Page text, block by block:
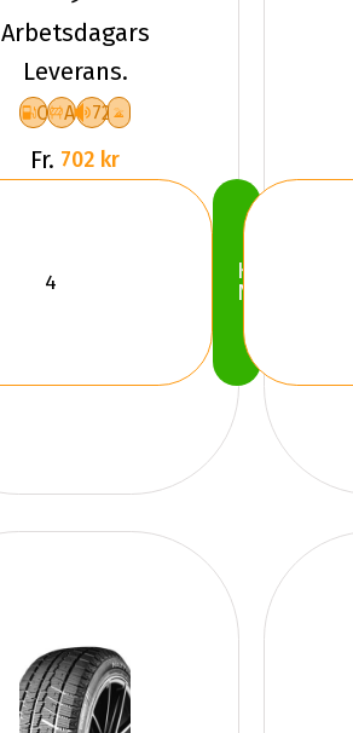
6
Arbetsdagars
Leverans.
C A 72
Fr. 702 kr
Köp
Nu